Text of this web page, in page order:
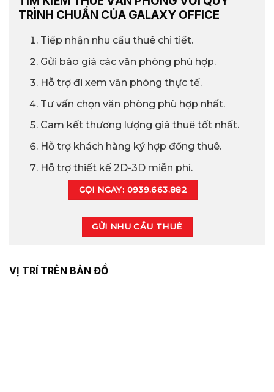
TRÌNH CHUẨN CỦA GALAXY OFFICE
Tiếp nhận nhu cầu thuê chi tiết.
Gửi báo giá các văn phòng phù hợp.
Hỗ trợ đi xem văn phòng thực tế.
Tư vấn chọn văn phòng phù hợp nhất.
Cam kết thương lượng giá thuê tốt nhất.
Hỗ trợ khách hàng ký hợp đồng thuê.
Hỗ trợ thiết kế 2D-3D miễn phí.
GỌI NGAY: 0939.663.882
GỬI NHU CẦU THUÊ
VỊ TRÍ TRÊN BẢN ĐỒ